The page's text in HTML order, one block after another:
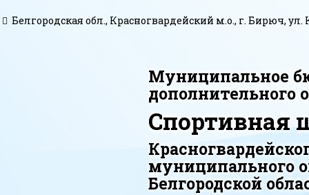
Белгородская обл., Красногвардейский м.о., г. Бирюч, ул.
Муниципальное
дополнительного
Спортивная
муниципального
Белгородской